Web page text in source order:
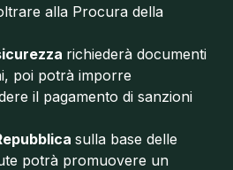
alla Procura della
richiederà documenti
poi potrà imporre
il pagamento di sanzioni
sulla base delle
potrà promuovere un